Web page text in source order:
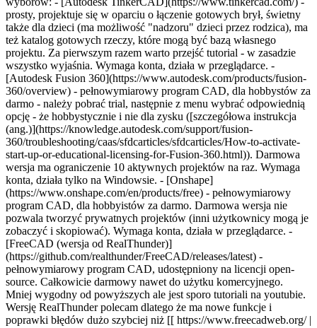
prosty, projektuje się w oparciu o łączenie gotowych brył, świetny
także dla dzieci (ma możliwość "nadzoru" dzieci przez rodzica), ma
też katalog gotowych rzeczy, które mogą być bazą własnego
projektu. Za pierwszym razem warto przejść tutorial - w zasadzie
wszystko wyjaśnia. Wymaga konta, działa w przeglądarce. -
[Autodesk Fusion 360](https://www.autodesk.com/products/fusion-
360/overview) - pełnowymiarowy program CAD, dla hobbystów za
darmo - należy pobrać trial, następnie z menu wybrać odpowiednią
opcję - że hobbystycznie i nie dla zysku ([szczegółowa instrukcja
(ang.)](https://knowledge.autodesk.com/support/fusion-
360/troubleshooting/caas/sfdcarticles/sfdcarticles/How-to-activate-
start-up-or-educational-licensing-for-Fusion-360.html)). Darmowa
wersja ma ograniczenie 10 aktywnych projektów na raz. Wymaga
konta, działa tylko na Windowsie. - [Onshape]
(https://www.onshape.com/en/products/free) - pełnowymiarowy
program CAD, dla hobbyistów za darmo. Darmowa wersja nie
pozwala tworzyć prywatnych projektów (inni użytkownicy mogą je
zobaczyć i skopiować). Wymaga konta, działa w przeglądarce. -
[FreeCAD (wersja od RealThunder)]
(https://github.com/realthunder/FreeCAD/releases/latest) -
pełnowymiarowy program CAD, udostępniony na licencji open-
source. Całkowicie darmowy nawet do użytku komercyjnego.
Mniej wygodny od powyższych ale jest sporo tutoriali na youtubie.
Wersję RealThunder polecam dlatego że ma nowe funkcje i
poprawki błędów dużo szybciej niż [[ https://www.freecadweb.org/ |